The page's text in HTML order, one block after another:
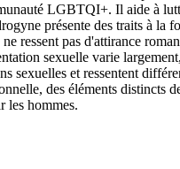
LGBTQI+. Il aide à
présente des traits à la
ressent pas d'attirance
sexuelle varie
sexuelles et ressentent
des éléments distincts
les hommes.